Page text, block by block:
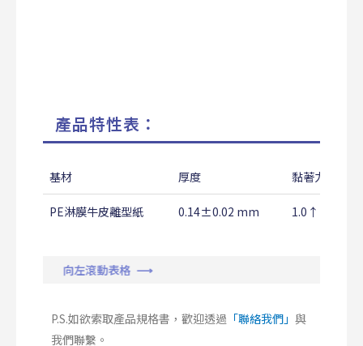
產品特性表：
基材 厚度 黏著力
PE淋膜牛皮離型紙 0.14±0.02 mm 1.0↑ Kg/
向左滾動表格 ⟶
P.S.如欲索取產品規格書，歡迎透過 「聯絡我們」 與
我們聯繫。